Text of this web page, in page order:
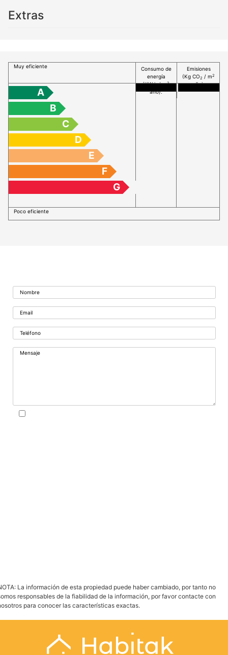
Extras
Muy eficiente
Consumo de
energía
(KW h / m2
año):
Emisiones
(Kg CO2 / m2
año):
A
B
C
D
E
F
G
Poco eficiente
La información de esta propiedad puede haber cambiado, por tanto no
responsables de la fiabilidad de la información, por favor contacte con
para conocer las características exactas.